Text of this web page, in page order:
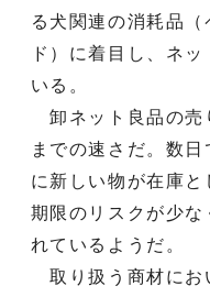
る犬関連の消耗品
ド）に着目し、ネ
いる。
卸ネット良品の売
までの速さだ。数
に新しい物が在庫
期限のリスクが少な
れているようだ。
取り扱う商材にお